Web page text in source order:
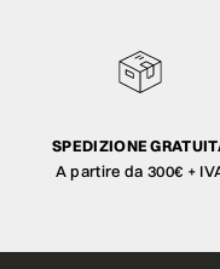
SPEDIZIONE
A partire da 300€ +